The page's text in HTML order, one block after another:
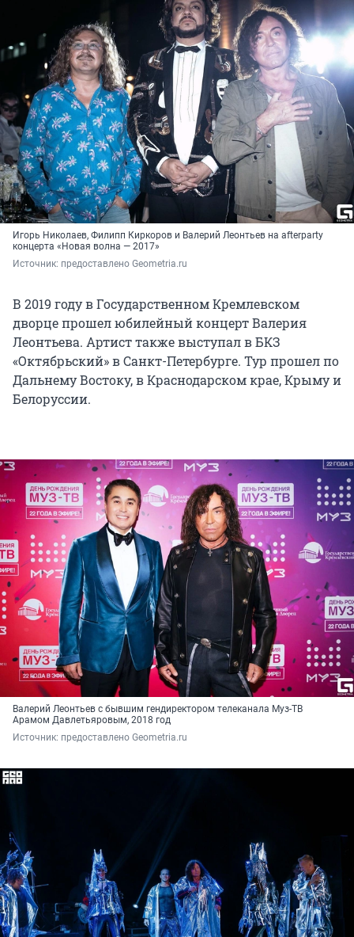
Игорь Николаев, Филипп Киркоров и Валерий Леонтьев на afterparty
концерта «Новая волна — 2017»
Источник: предоставлено Geometria.ru
В 2019 году в Государственном Кремлевском
дворце прошел юбилейный концерт Валерия
Леонтьева. Артист также выступал в БКЗ
«Октябрьский» в Санкт-Петербурге. Тур прошел по
Дальнему Востоку, в Краснодарском крае, Крыму и
Белоруссии.
Валерий Леонтьев с бывшим гендиректором телеканала Муз-ТВ
Арамом Давлетьяровым, 2018 год
Источник: предоставлено Geometria.ru